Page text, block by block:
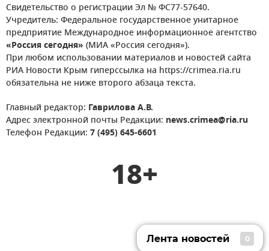
Свидетельство о регистрации Эл № ФС77-57640.
Учредитель: Федеральное государственное унитарное
предприятие Международное информационное агентство
«Россия сегодня» (МИА «Россия сегодня»).
При любом использовании материалов и новостей сайта
РИА Новости Крым гиперссылка на https://crimea.ria.ru
обязательна не ниже второго абзаца текста.
Главный редактор: Гаврилова А.В.
Адрес электронной почты Редакции: news.crimea@ria.ru
Телефон Редакции: 7 (495) 645-6601
18+
Лента новостей 0